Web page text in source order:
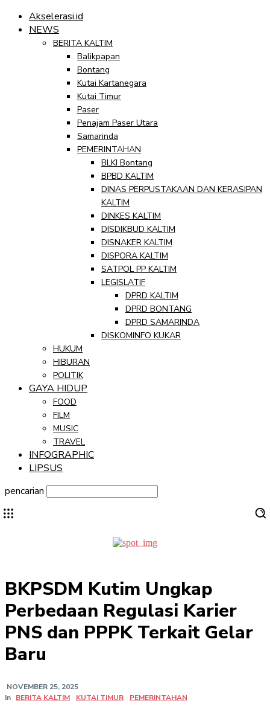
Akselerasi.id
NEWS
BERITA KALTIM
Balikpapan
Bontang
Kutai Kartanegara
Kutai Timur
Paser
Penajam Paser Utara
Samarinda
PEMERINTAHAN
BLKI Bontang
BPBD KALTIM
DINAS PERPUSTAKAAN DAN KERASIPAN
KALTIM
DINKES KALTIM
DISDIKBUD KALTIM
DISNAKER KALTIM
DISPORA KALTIM
SATPOL PP KALTIM
LEGISLATIF
DPRD KALTIM
DPRD BONTANG
DPRD SAMARINDA
DISKOMINFO KUKAR
HUKUM
HIBURAN
POLITIK
GAYA HIDUP
FOOD
FILM
MUSIC
TRAVEL
INFOGRAPHIC
LIPSUS
pencarian
BKPSDM Kutim Ungkap
Perbedaan Regulasi Karier
PNS dan PPPK Terkait Gelar
Baru
NOVEMBER 25, 2025
In BERITA KALTIM KUTAI TIMUR PEMERINTAHAN